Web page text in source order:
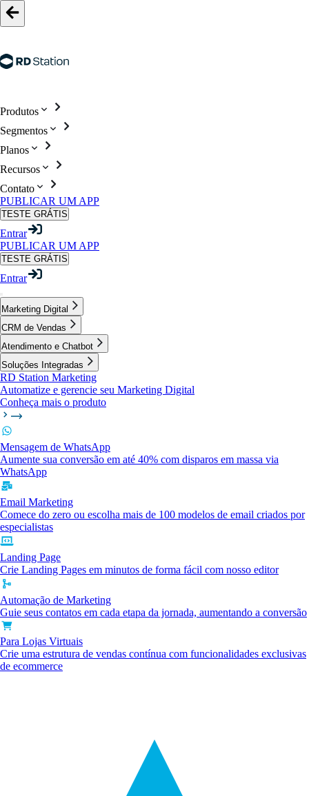
Produtos
Segmentos
Planos
Recursos
Contato
PUBLICAR UM APP
TESTE GRÁTIS
Entrar
PUBLICAR UM APP
TESTE GRÁTIS
Entrar
Marketing Digital
CRM de Vendas
Atendimento e Chatbot
Soluções Integradas
RD Station Marketing
Automatize e gerencie seu Marketing Digital
Conheça mais o produto
Mensagem de WhatsApp
Aumente sua conversão em até 40% com disparos em massa via
WhatsApp
Email Marketing
Comece do zero ou escolha mais de 100 modelos de email criados por
especialistas
Landing Page
Crie Landing Pages em minutos de forma fácil com nosso editor
Automação de Marketing
Guie seus contatos em cada etapa da jornada, aumentando a conversão
Para Lojas Virtuais
Crie uma estrutura de vendas contínua com funcionalidades exclusivas
de ecommerce